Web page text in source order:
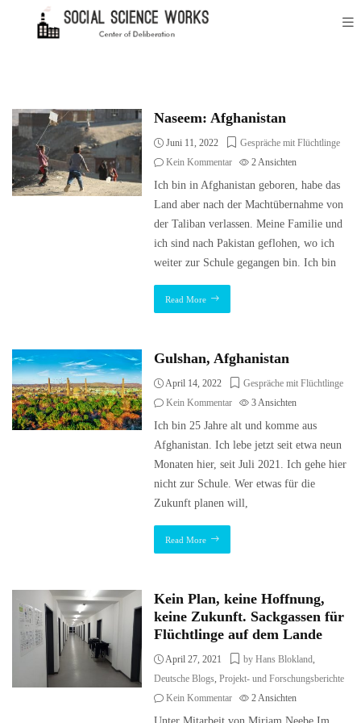
Naseem: Afghanistan
Juni 11, 2022
Gespräche mit Flüchtlinge
Kein Kommentar
2Ansichten
Ich bin in Afghanistan geboren, habe das
Land aber nach der Machtübernahme von
der Taliban verlassen. Meine Familie und
ich sind nach Pakistan geflohen, wo ich
weiter zur Schule gegangen bin. Ich bin
Read More
Gulshan, Afghanistan
April 14, 2022
Gespräche mit Flüchtlinge
Kein Kommentar
3Ansichten
Ich bin 25 Jahre alt und komme aus
Afghanistan. Ich lebe jetzt seit etwa neun
Monaten hier, seit Juli 2021. Ich gehe hier
nicht zur Schule. Wer etwas für die
Zukunft planen will,
Read More
Kein Plan, keine Hoffnung,
keine Zukunft. Sackgassen für
Flüchtlinge auf dem Lande
April 27, 2021 by Hans Blokland,
Deutsche Blogs,Projekt- und Forschungsberichte
Kein Kommentar
2Ansichten